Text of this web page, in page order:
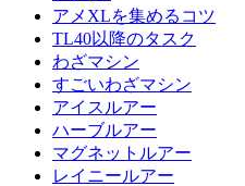
アメXLを集めるコツ
TL40以降のタスク
わざマシン
すごいわざマシン
アイスルアー
ハーブルアー
マグネットルアー
レイニールアー